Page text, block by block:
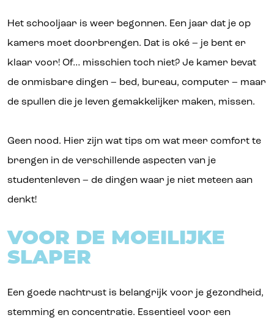
Het schooljaar is weer begonnen. Een jaar dat je op
kamers moet doorbrengen. Dat is oké – je bent er
klaar voor! Of… misschien toch niet? Je kamer bevat
de onmisbare dingen – bed, bureau, computer – maar
de spullen die je leven gemakkelijker maken, missen.
Geen nood. Hier zijn wat tips om wat meer comfort te
brengen in de verschillende aspecten van je
studentenleven – de dingen waar je niet meteen aan
denkt!
VOOR DE MOEILIJKE
SLAPER
Een goede nachtrust is belangrijk voor je gezondheid,
stemming en concentratie. Essentieel voor een